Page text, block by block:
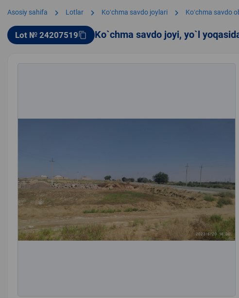
Asosiy sahifa chevron_right Lotlar chevron_right Koʻchma savdo joylari chevron_right Koʻchma savdo
Lot № 24207519content_copy Ko`chma savdo joyi, yo`l